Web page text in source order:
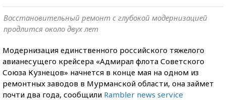
Восстановительный ремонт с глубокой модернизацией
продлится около двух лет
Модернизация единственного российского тяжелого
авианесущего крейсера «Адмирал флота Советского
Союза Кузнецов» начнется в конце мая на одном из
ремонтных заводов в Мурманской области, она займет
почти два года, сообщили Rambler news service